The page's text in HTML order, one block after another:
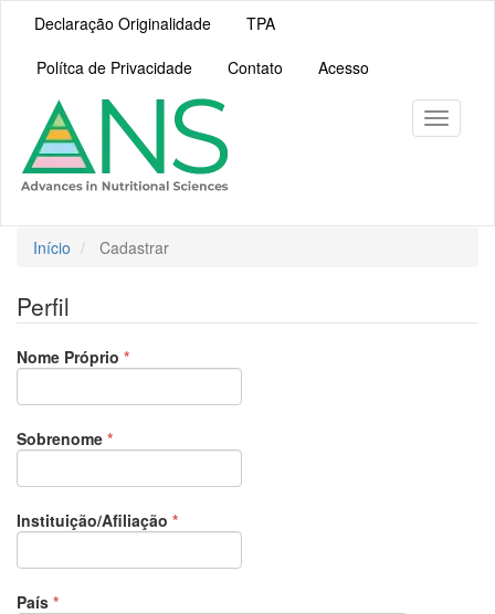
Principal
principal
Barra
Lateral
Declaração Originalidade
TPA
Polítca de Privacidade
Contato Acesso
Toggle
Início Cadastrar
Perfil
Nome Próprio *Obrigatório
Sobrenome *Obrigatório
Instituição/Afiliação *Obrigatório
País *Obrigatório